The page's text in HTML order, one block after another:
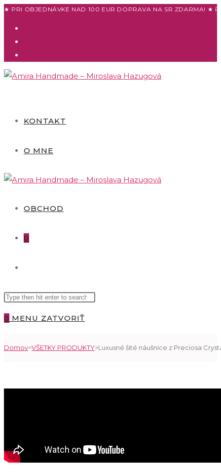
Skip
★ PRI OBJEDNÁVKE NAD 100 EUR DOPRAVA NA SR ZDARMA! ★
KONTAKT
O MNE
OBCHOD
0
WEBSITE
Search
website
0 MENU ZATVORIŤ
Domov>VŠETKY PRODUKTY>Luxusné šité náušnice z Preciosa